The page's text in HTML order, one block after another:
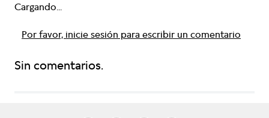
Cargando...
Por favor, inicie sesión para escribir un comentario
Sin comentarios.